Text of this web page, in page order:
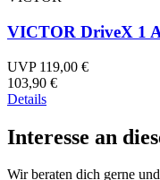
VICTOR DriveX 1
UVP 119,00 €
103,90 €
Details
Interesse an
Wir beraten dich gerne